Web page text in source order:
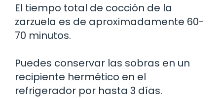
El tiempo total de cocción de la
zarzuela es de aproximadamente 60-
70 minutos.
Puedes conservar las sobras en un
recipiente hermético en el
refrigerador por hasta 3 días.